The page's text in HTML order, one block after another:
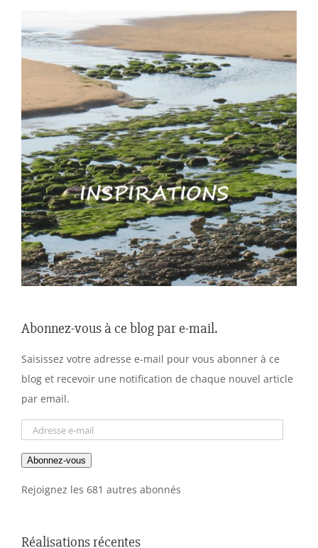
Abonnez-vous à ce blog par e-mail.
Saisissez votre adresse e-mail pour vous abonner à ce
blog et recevoir une notification de chaque nouvel article
par email.
Adresse
mail
Abonnez-vous
Rejoignez les 681 autres abonnés
Réalisations récentes